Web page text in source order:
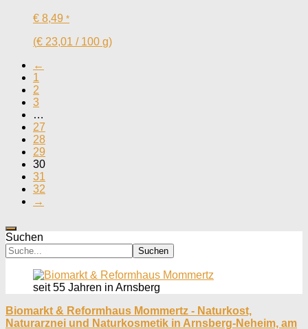
€ 8,49 *
(€ 23,01 / 100 g)
←
1
2
3
…
27
28
29
30
31
32
→
Suchen
Suchen
seit 55 Jahren in Arnsberg
Biomarkt & Reformhaus Mommertz - Naturkost,
Naturarznei und Naturkosmetik in Arnsberg-Neheim, am